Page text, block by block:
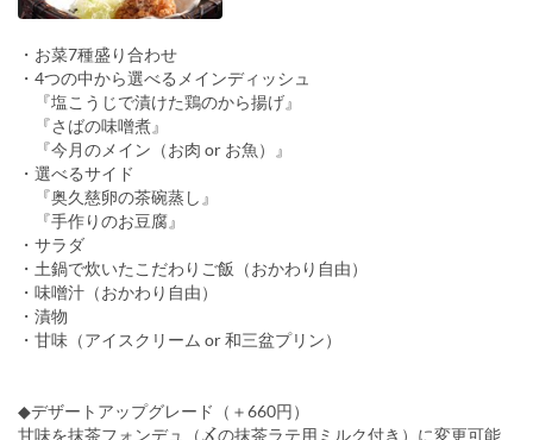
・お菜7種盛り合わせ
・4つの中から選べるメインディッシュ
『塩こうじで漬けた鶏のから揚げ』
『さばの味噌煮』
『今月のメイン（お肉 or お魚）』
・選べるサイド
『奥久慈卵の茶碗蒸し』
『手作りのお豆腐』
・サラダ
・土鍋で炊いたこだわりご飯（おかわり自由）
・味噌汁（おかわり自由）
・漬物
・甘味（アイスクリーム or 和三盆プリン）
◆デザートアップグレード（＋660円）
甘味を抹茶フォンデュ（〆の抹茶ラテ用ミルク付き）に変更可能